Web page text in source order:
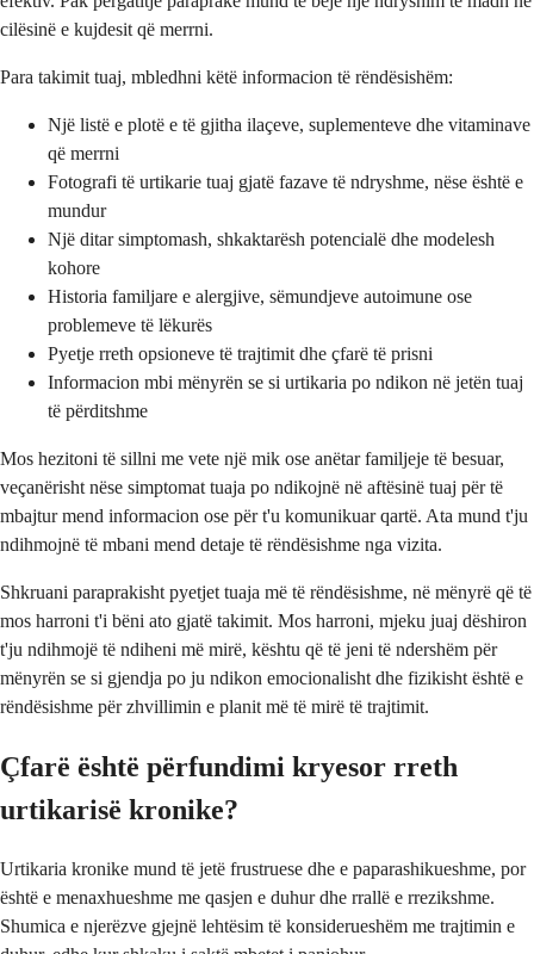
cilësinë e kujdesit që merrni.
Para takimit tuaj, mbledhni këtë informacion të rëndësishëm:
Një listë e plotë e të gjitha ilaçeve, suplementeve dhe vitaminave
që merrni
Fotografi të urtikarie tuaj gjatë fazave të ndryshme, nëse është e
mundur
Një ditar simptomash, shkaktarësh potencialë dhe modelesh
kohore
Historia familjare e alergjive, sëmundjeve autoimune ose
problemeve të lëkurës
Pyetje rreth opsioneve të trajtimit dhe çfarë të prisni
Informacion mbi mënyrën se si urtikaria po ndikon në jetën tuaj
të përditshme
Mos hezitoni të sillni me vete një mik ose anëtar familjeje të besuar,
veçanërisht nëse simptomat tuaja po ndikojnë në aftësinë tuaj për të
mbajtur mend informacion ose për t'u komunikuar qartë. Ata mund t'ju
ndihmojnë të mbani mend detaje të rëndësishme nga vizita.
Shkruani paraprakisht pyetjet tuaja më të rëndësishme, në mënyrë që të
mos harroni t'i bëni ato gjatë takimit. Mos harroni, mjeku juaj dëshiron
t'ju ndihmojë të ndiheni më mirë, kështu që të jeni të ndershëm për
mënyrën se si gjendja po ju ndikon emocionalisht dhe fizikisht është e
rëndësishme për zhvillimin e planit më të mirë të trajtimit.
Çfarë është përfundimi kryesor rreth
urtikarisë kronike?
Urtikaria kronike mund të jetë frustruese dhe e paparashikueshme, por
është e menaxhueshme me qasjen e duhur dhe rrallë e rrezikshme.
Shumica e njerëzve gjejnë lehtësim të konsiderueshëm me trajtimin e